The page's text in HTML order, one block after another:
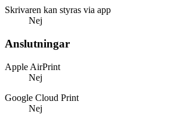
Skrivaren kan styras via app
Nej
Anslutningar
Apple AirPrint
Nej
Google Cloud Print
Nej